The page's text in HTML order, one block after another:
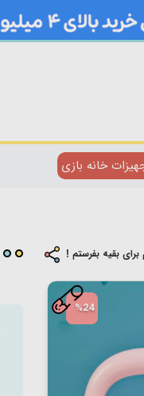
خانه بازی
برای بقیه بفرستم !
%24